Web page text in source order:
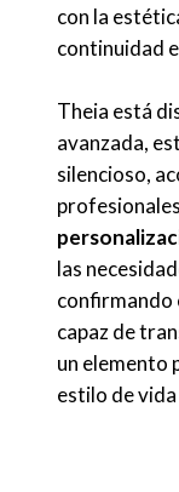
con la
continuidad
Theia está
avanzada,
silencioso,
las
confirmando
capaz de
un elemento
estilo de